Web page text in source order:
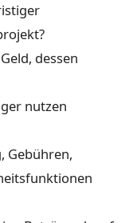
dessen
nutzen
Gebühren,